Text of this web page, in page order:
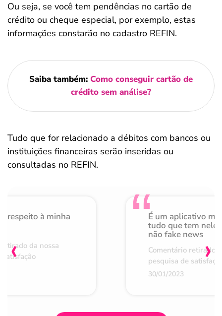
Ou seja, se você tem pendências no cartão de
crédito ou cheque especial, por exemplo, estas
informações constarão no cadastro REFIN.
Saiba também: Como conseguir cartão de
crédito sem análise?
Tudo que for relacionado a débitos com bancos ou
instituições financeiras serão inseridas ou
consultadas no REFIN.
respeito à minha
da nossa
É um aplicativo
tudo que tem nele
não fake news
Comentário retirado
pesquisa de
30/01/2023
‹ ›